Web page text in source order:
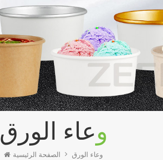
وعاء الورق
الصفحة الرئيسية وعاء الورق